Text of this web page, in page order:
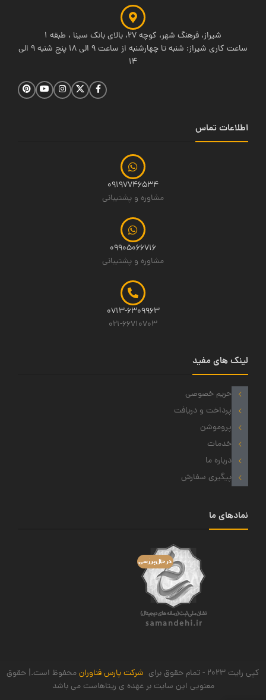
شیراز، فرهنگ شهر، کوچه 27، بالای بانک سینا ، طبقه 1
ساعت کاری شیراز: شنبه تا چهارشنبه از ساعت 9 الی 18 پنج شنبه 9 الی
14
اطلاعات تماس
09197746534
مشاوره و پشتیبانی
09905066716
مشاوره و پشتیبانی
0713-6309963
021-66710703
لینک های مفید
حریم خصوصی
پرداخت و دریافت
پروموشن
خدمات
درباره ما
پیگیری سفارش
نمادهای ما
کپی رایت 2023 - تمام حقوق برای شرکت پارس فناورانمحفوظ است.| حقوق
معنویی این سایت بر عهده ی ریتاهاست می باشد